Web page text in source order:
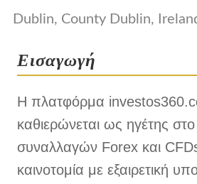
Dublin, County Dublin,
Εισαγωγή
Η πλατφόρμα
καθιερώνεται ως ηγέτης
συναλλαγών Forex και
καινοτομία με εξαιρετική